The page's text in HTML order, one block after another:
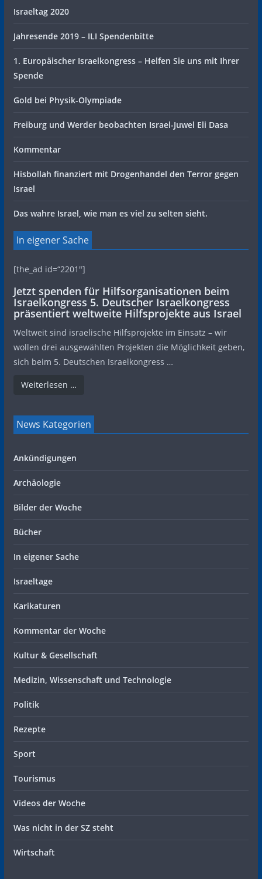
Israeltag 2020
Jahresende 2019 – ILI Spendenbitte
1. Europäischer Israelkongress – Helfen Sie uns mit Ihrer
Spende
Gold bei Physik-Olympiade
Freiburg und Werder beobachten Israel-Juwel Eli Dasa
Kommentar
Hisbollah finanziert mit Drogenhandel den Terror gegen
Israel
Das wahre Israel, wie man es viel zu selten sieht.
In eigener Sache
[the_ad id=“2201″]
Jetzt spenden für Hilfsorganisationen beim
Israelkongress 5. Deutscher Israelkongress
präsentiert weltweite Hilfsprojekte aus Israel
Weltweit sind israelische Hilfsprojekte im Einsatz – wir
wollen drei ausgewählten Projekten die Möglichkeit geben,
sich beim 5. Deutschen Israelkongress …
Weiterlesen …
News Kategorien
Ankündigungen
Archäologie
Bilder der Woche
Bücher
In eigener Sache
Israeltage
Karikaturen
Kommentar der Woche
Kultur & Gesellschaft
Medizin, Wissenschaft und Technologie
Politik
Rezepte
Sport
Tourismus
Videos der Woche
Was nicht in der SZ steht
Wirtschaft